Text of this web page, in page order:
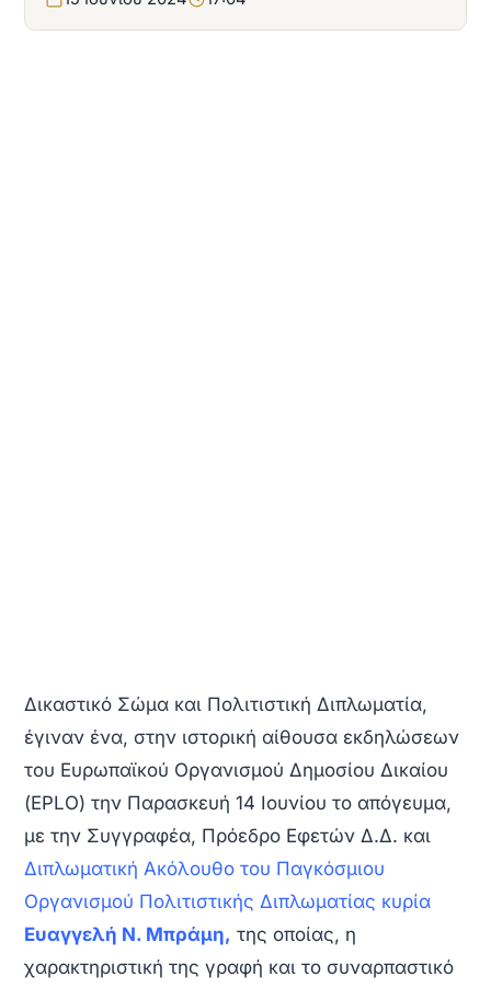
Δικαστικό Σώμα και Πολιτιστική Διπλωματία,
έγιναν ένα, στην ιστορική αίθουσα εκδηλώσεων
του Ευρωπαϊκού Οργανισμού Δημοσίου Δικαίου
(EPLO) την Παρασκευή 14 Ιουνίου το απόγευμα,
με την Συγγραφέα, Πρόεδρο Εφετών Δ.Δ. και
Διπλωματική Ακόλουθο του Παγκόσμιου
Οργανισμού Πολιτιστικής Διπλωματίας κυρία
Ευαγγελή Ν. Μπράμη, της οποίας, η
χαρακτηριστική της γραφή και το συναρπαστικό